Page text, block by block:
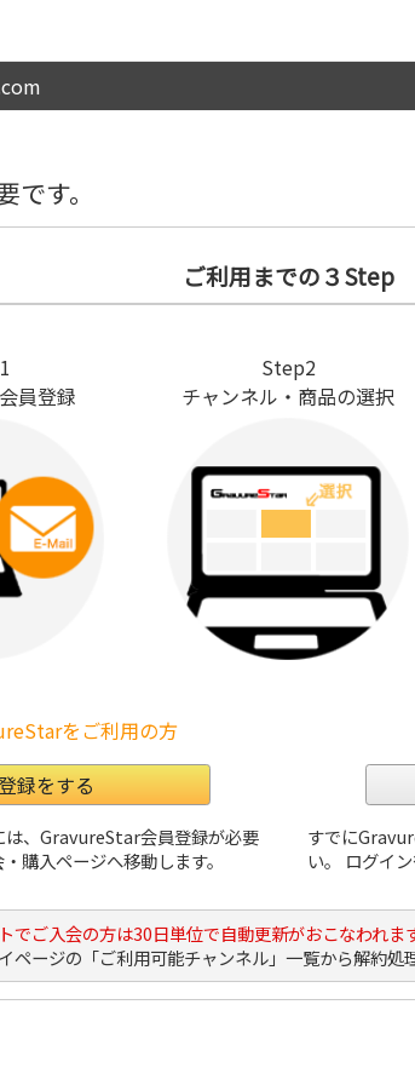
す。
ご利用までの３Step
員登録
Step2
チャンネル・商品の選択
をご利用の方
録をする
は、GravureStar会員登録が必要
購入ページへ移動します。
すでに
い。 ログイ
でご入会の方は30日単位で自動更新がおこなわれます
ページの「ご利用可能チャンネル」一覧から解約処